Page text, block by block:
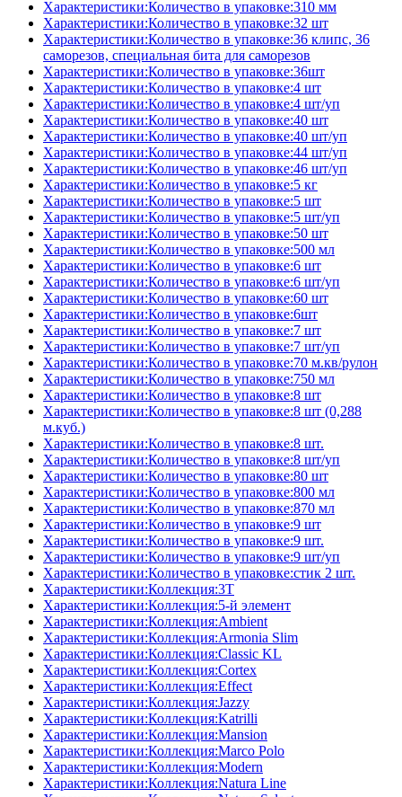
Характеристики:Количество в упаковке:310 мм
Характеристики:Количество в упаковке:32 шт
Характеристики:Количество в упаковке:36 клипс, 36
саморезов, специальная бита для саморезов
Характеристики:Количество в упаковке:36шт
Характеристики:Количество в упаковке:4 шт
Характеристики:Количество в упаковке:4 шт/уп
Характеристики:Количество в упаковке:40 шт
Характеристики:Количество в упаковке:40 шт/уп
Характеристики:Количество в упаковке:44 шт/уп
Характеристики:Количество в упаковке:46 шт/уп
Характеристики:Количество в упаковке:5 кг
Характеристики:Количество в упаковке:5 шт
Характеристики:Количество в упаковке:5 шт/уп
Характеристики:Количество в упаковке:50 шт
Характеристики:Количество в упаковке:500 мл
Характеристики:Количество в упаковке:6 шт
Характеристики:Количество в упаковке:6 шт/уп
Характеристики:Количество в упаковке:60 шт
Характеристики:Количество в упаковке:6шт
Характеристики:Количество в упаковке:7 шт
Характеристики:Количество в упаковке:7 шт/уп
Характеристики:Количество в упаковке:70 м.кв/рулон
Характеристики:Количество в упаковке:750 мл
Характеристики:Количество в упаковке:8 шт
Характеристики:Количество в упаковке:8 шт (0,288
м.куб.)
Характеристики:Количество в упаковке:8 шт.
Характеристики:Количество в упаковке:8 шт/уп
Характеристики:Количество в упаковке:80 шт
Характеристики:Количество в упаковке:800 мл
Характеристики:Количество в упаковке:870 мл
Характеристики:Количество в упаковке:9 шт
Характеристики:Количество в упаковке:9 шт.
Характеристики:Количество в упаковке:9 шт/уп
Характеристики:Количество в упаковке:стик 2 шт.
Характеристики:Коллекция:3T
Характеристики:Коллекция:5-й элемент
Характеристики:Коллекция:Ambient
Характеристики:Коллекция:Armonia Slim
Характеристики:Коллекция:Classic KL
Характеристики:Коллекция:Cortex
Характеристики:Коллекция:Effect
Характеристики:Коллекция:Jazzy
Характеристики:Коллекция:Katrilli
Характеристики:Коллекция:Mansion
Характеристики:Коллекция:Marco Polo
Характеристики:Коллекция:Modern
Характеристики:Коллекция:Natura Line